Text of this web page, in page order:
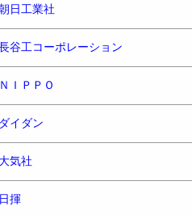
日工業社
谷工コーポレーション
ＮＩＰＰＯ
ダイダン
大気社
日揮